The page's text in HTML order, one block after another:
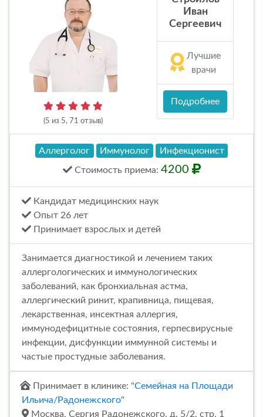
(5 из 5, 71 отзыв)
Иван
Сергеевич
Лучшие
врачи
Подробнее
Аллерголог Иммунолог Инфекционист
Стоимость приема: 4200
Кандидат медицинских наук
Опыт 26 лет
Принимает взрослых и детей
Занимается диагностикой и лечением таких
аллергологических и иммунологических
заболеваний, как бронхиальная астма,
аллергический ринит, крапивница, пищевая,
лекарственная, инсектная аллергия,
иммунодефицитные состояния, герпесвирусные
инфекции, дисфункции иммунной системы и
частые простудные заболевания.
Принимает в клинике: "Семейная на Площади
Ильича/Радонежского"
Москва, Сергия Радонежского, д. 5/2, стр. 1